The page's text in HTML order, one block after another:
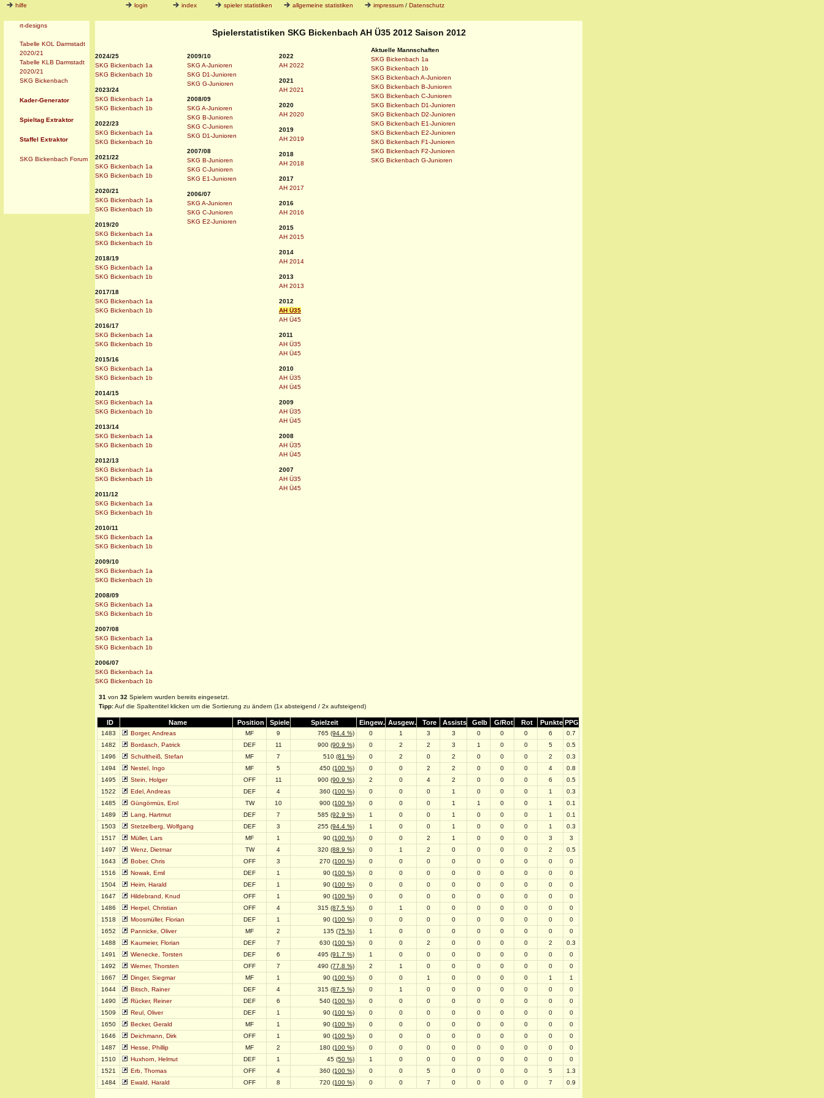
hilfe login index spieler statistiken allgemeine statistiken impressum/ Datenschutz
rt-designs
Tabelle KOL Darmstadt
2020/21
Tabelle KLB Darmstadt
2020/21
SKG Bickenbach
Kader-Generator
Spieltag Extraktor
Staffel Extraktor
SKG Bickenbach Forum
Spielerstatistiken SKG Bickenbach AH Ü35 2012 Saison 2012
2024/25
SKG Bickenbach 1a
SKG Bickenbach 1b
2023/24
SKG Bickenbach 1a
SKG Bickenbach 1b
2022/23
SKG Bickenbach 1a
SKG Bickenbach 1b
2021/22
SKG Bickenbach 1a
SKG Bickenbach 1b
2020/21
SKG Bickenbach 1a
SKG Bickenbach 1b
2019/20
SKG Bickenbach 1a
SKG Bickenbach 1b
2018/19
SKG Bickenbach 1a
SKG Bickenbach 1b
2017/18
SKG Bickenbach 1a
SKG Bickenbach 1b
2016/17
SKG Bickenbach 1a
SKG Bickenbach 1b
2015/16
SKG Bickenbach 1a
SKG Bickenbach 1b
2014/15
SKG Bickenbach 1a
SKG Bickenbach 1b
2013/14
SKG Bickenbach 1a
SKG Bickenbach 1b
2012/13
SKG Bickenbach 1a
SKG Bickenbach 1b
2011/12
SKG Bickenbach 1a
SKG Bickenbach 1b
2010/11
SKG Bickenbach 1a
SKG Bickenbach 1b
2009/10
SKG Bickenbach 1a
SKG Bickenbach 1b
2008/09
SKG Bickenbach 1a
SKG Bickenbach 1b
2007/08
SKG Bickenbach 1a
SKG Bickenbach 1b
2006/07
SKG Bickenbach 1a
SKG Bickenbach 1b
2009/10
SKG A-Junioren
SKG D1-Junioren
SKG G-Junioren
2008/09
SKG A-Junioren
SKG B-Junioren
SKG C-Junioren
SKG D1-Junioren
2007/08
SKG B-Junioren
SKG C-Junioren
SKG E1-Junioren
2006/07
SKG A-Junioren
SKG C-Junioren
SKG E2-Junioren
2022
AH 2022
2021
AH 2021
2020
AH 2020
2019
AH 2019
2018
AH 2018
2017
AH 2017
2016
AH 2016
2015
AH 2015
2014
AH 2014
2013
AH 2013
2012
AH Ü35
AH Ü45
2011
AH Ü35
AH Ü45
2010
AH Ü35
AH Ü45
2009
AH Ü35
AH Ü45
2008
AH Ü35
AH Ü45
2007
AH Ü35
AH Ü45
Aktuelle Mannschaften
SKG Bickenbach 1a
SKG Bickenbach 1b
SKG Bickenbach A-Junioren
SKG Bickenbach B-Junioren
SKG Bickenbach C-Junioren
SKG Bickenbach D1-Junioren
SKG Bickenbach D2-Junioren
SKG Bickenbach E1-Junioren
SKG Bickenbach E2-Junioren
SKG Bickenbach F1-Junioren
SKG Bickenbach F2-Junioren
SKG Bickenbach G-Junioren
31 von 32 Spielern wurden bereits eingesetzt.
Tipp:Auf die Spaltentitel klicken um die Sortierung zu ändern (1x absteigend / 2x aufsteigend)
ID Name Position Spiele Spielzeit Eingew. Ausgew. Tore Assists Gelb G/Rot Rot Punkte PPG
1483 Borger, Andreas MF 9 765 (94.4 %) 0 1 3 3 0 0 0 6
0.7
1482
Bordasch, Patrick DEF 11 900 (90.9 %) 0 2 2 3 1 0 0 5
0.5
1496
Schultheiß, Stefan MF 7 510 (81 %) 0 2 0 2 0 0 0 2
0.3
1494
Nestel, Ingo MF 5 450 (100 %) 0 0 2 2 0 0 0 4
0.8
1495
Stein, Holger OFF 11 900 (90.9 %) 2 0 4 2 0 0 0 6
0.5
1522
Edel, Andreas DEF 4 360 (100 %) 0 0 0 1 0 0 0 1
0.3
1485
Güngörmüs, Erol TW 10 900 (100 %) 0 0 0 1 1 0 0 1
0.1
1489
Lang, Hartmut DEF 7 585 (92.9 %) 1 0 0 1 0 0 0 1
0.1
1503
Stetzelberg, Wolfgang DEF 3 255 (94.4 %) 1 0 0 1 0 0 0 1
0.3
1517
Müller, Lars MF 1 90 (100 %) 0 0 2 1 0 0 0 3
3
1497
Wenz, Dietmar TW 4 320 (88.9 %) 0 1 2 0 0 0 0 2
0.5
1643
Bober, Chris OFF 3 270 (100 %) 0 0 0 0 0 0 0 0
0
1516
Nowak, Emil DEF 1 90 (100 %) 0 0 0 0 0 0 0 0
0
1504
Heim, Harald DEF 1 90 (100 %) 0 0 0 0 0 0 0 0
0
1647
Hildebrand, Knud OFF 1 90 (100 %) 0 0 0 0 0 0 0 0
0
1486
Herpel, Christian OFF 4 315 (87.5 %) 0 1 0 0 0 0 0 0
0
1518
Moosmüller, Florian DEF 1 90 (100 %) 0 0 0 0 0 0 0 0
0
1652
Pannicke, Oliver MF 2 135 (75 %) 1 0 0 0 0 0 0 0
0
1488
Kaumeier, Florian DEF 7 630 (100 %) 0 0 2 0 0 0 0 2
0.3
1491
Wienecke, Torsten DEF 6 495 (91.7 %) 1 0 0 0 0 0 0 0
0
1492
Werner, Thorsten OFF 7 490 (77.8 %) 2 1 0 0 0 0 0 0
0
1667
Dinger, Siegmar MF 1 90 (100 %) 0 0 1 0 0 0 0 1
1
1644
Bitsch, Rainer DEF 4 315 (87.5 %) 0 1 0 0 0 0 0 0
0
1490
Rücker, Reiner DEF 6 540 (100 %) 0 0 0 0 0 0 0 0
0
1509
Reul, Oliver DEF 1 90 (100 %) 0 0 0 0 0 0 0 0
0
1650
Becker, Gerald MF 1 90 (100 %) 0 0 0 0 0 0 0 0
0
1646
Deichmann, Dirk OFF 1 90 (100 %) 0 0 0 0 0 0 0 0
0
1487
Hesse, Phillip MF 2 180 (100 %) 0 0 0 0 0 0 0 0
0
1510
Huxhorn, Helmut DEF 1 45 (50 %) 1 0 0 0 0 0 0 0
0
1521
Erb, Thomas OFF 4 360 (100 %) 0 0 5 0 0 0 0 5
1.3
1484
Ewald, Harald OFF 8 720 (100 %) 0 0 7 0 0 0 0 7 0.9